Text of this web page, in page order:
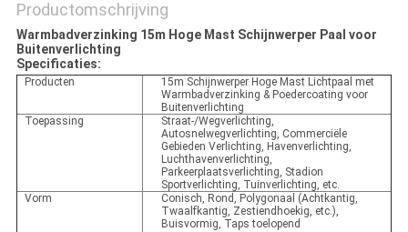
Productomschrijving
Warmbadverzinking 15m Hoge Mast Schijnwerper Paal voor
Buitenverlichting
Specificaties:
Producten
15m Schijnwerper Hoge Mast Lichtpaal met
Warmbadverzinking & Poedercoating voor
Buitenverlichting
Toepassing
Straat-/Wegverlichting,
Autosnelwegverlichting, Commerciële
Gebieden Verlichting, Havenverlichting,
Luchthavenverlichting,
Parkeerplaatsverlichting, Stadion
Sportverlichting, Tuinverlichting, etc.
Vorm
Conisch, Rond, Polygonaal (Achtkantig,
Twaalfkantig, Zestiendhoekig, etc.),
Buisvormig, Taps toelopend